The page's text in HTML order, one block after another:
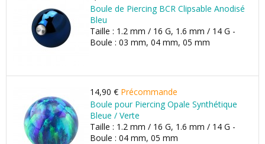
Boule de Piercing BCR Clipsable Anodisé
Bleu
Taille : 1.2 mm / 16 G, 1.6 mm / 14 G -
Boule : 03 mm, 04 mm, 05 mm
14,90 € Précommande
Boule pour Piercing Opale Synthétique
Bleue / Verte
Taille : 1.2 mm / 16 G, 1.6 mm / 14 G -
Boule : 04 mm, 05 mm